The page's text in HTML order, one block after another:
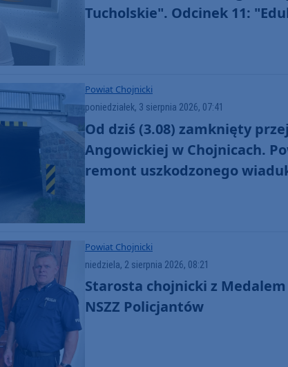
Tucholskie". Odcinek 11:
Powiat Chojnicki
poniedziałek, 3 sierpnia 2026, 07:41
Od dziś (3.08) zamknięty
Angowickiej w Chojnicach.
remont uszkodzonego
Powiat Chojnicki
niedziela, 2 sierpnia 2026, 08:21
Starosta chojnicki z Medalem
NSZZ Policjantów